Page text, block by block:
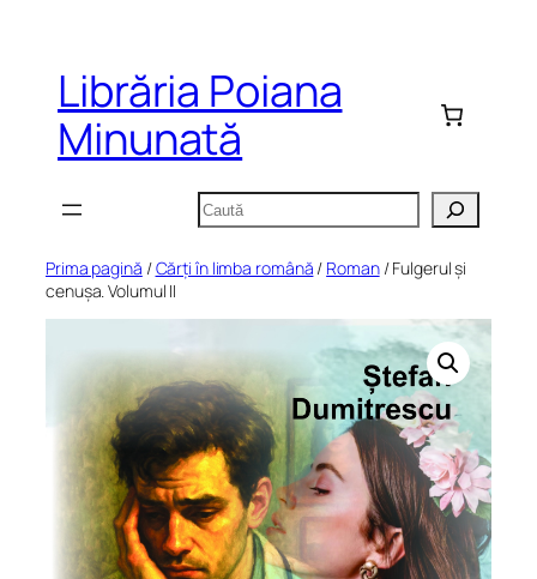
conținutLibrăria Poiana
Minunată
Caută
Prima pagină /Cărți în limba română / Roman/ Fulgerul și
cenușa. Volumul II